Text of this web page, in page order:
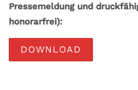
Pressemeldung und
honorarfrei):
DOWNLOAD